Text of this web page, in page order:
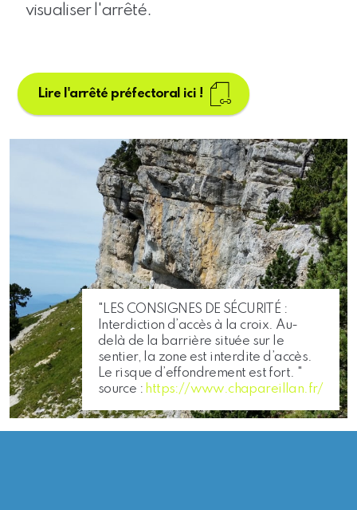
visualiser l'arrêté.
Lire l'arrêté préfectoral ici !
"LES CONSIGNES DE SÉCURITÉ :
Interdiction d’accès à la croix. Au-
delà de la barrière située sur le
sentier, la zone est interdite d’accès.
Le risque d’effondrement est fort. "
source : https://www.chapareillan.fr/